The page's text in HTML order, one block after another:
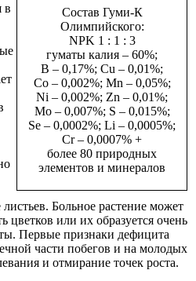
Состав Гуми-К
Олимпийского:
NPK 1 : 1 : 3
гуматы калия – 60%;
B – 0,17%; Cu – 0,01%;
Со – 0,002%; Mn – 0,05%;
Ni – 0,002%; Zn – 0,01%;
Mo – 0,007%; S – 0,015%;
Se – 0,0002%; Li – 0,0005%;
Сr – 0,0007% +
более 80 природных
элементов и минералов
в
Больное растение может
цветков или их образуется очень
Первые признаки дефицита
части побегов и на молодых
и отмирание точек роста.